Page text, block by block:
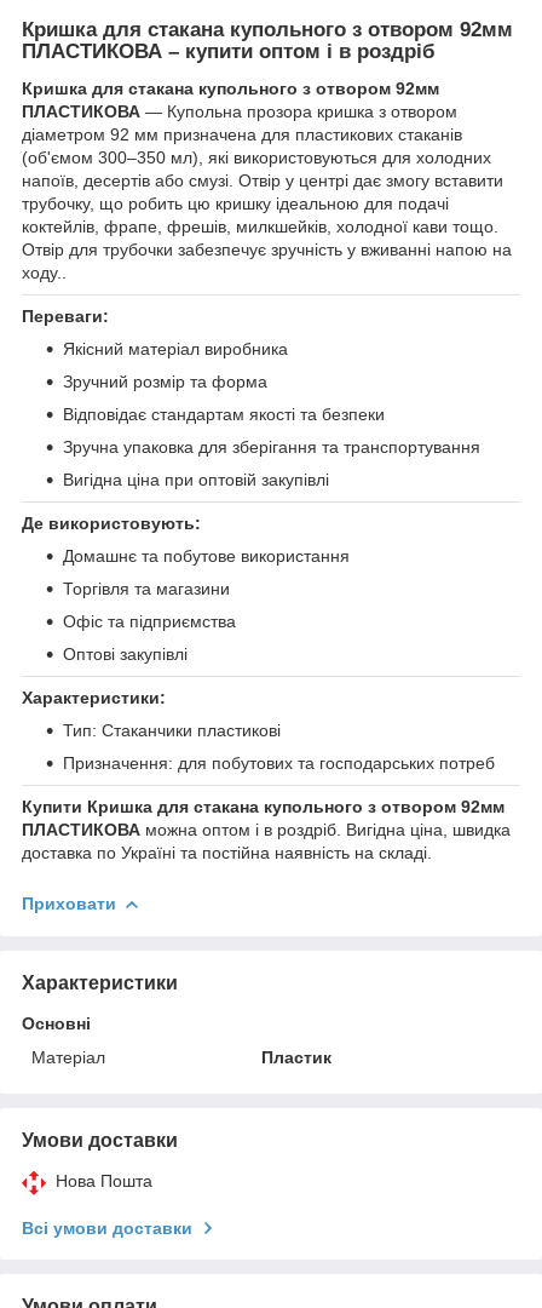
Кришка для стакана купольного з отвором 92мм
ПЛАСТИКОВА – купити оптом і в роздріб
Кришка для стакана купольного з отвором 92мм
ПЛАСТИКОВА — Купольна прозора кришка з отвором
діаметром 92 мм призначена для пластикових стаканів
(об'ємом 300–350 мл), які використовуються для холодних
напоїв, десертів або смузі. Отвір у центрі дає змогу вставити
трубочку, що робить цю кришку ідеальною для подачі
коктейлів, фрапе, фрешів, милкшейків, холодної кави тощо.
Отвір для трубочки забезпечує зручність у вживанні напою на
ходу..
Переваги:
Якісний матеріал виробника
Зручний розмір та форма
Відповідає стандартам якості та безпеки
Зручна упаковка для зберігання та транспортування
Вигідна ціна при оптовій закупівлі
Де використовують:
Домашнє та побутове використання
Торгівля та магазини
Офіс та підприємства
Оптові закупівлі
Характеристики:
Тип: Стаканчики пластикові
Призначення: для побутових та господарських потреб
Купити Кришка для стакана купольного з отвором 92мм
ПЛАСТИКОВА можна оптом і в роздріб. Вигідна ціна, швидка
доставка по Україні та постійна наявність на складі.
Приховати
Характеристики
Основні
Матеріал
Пластик
Умови доставки
Нова Пошта
Всі умови доставки